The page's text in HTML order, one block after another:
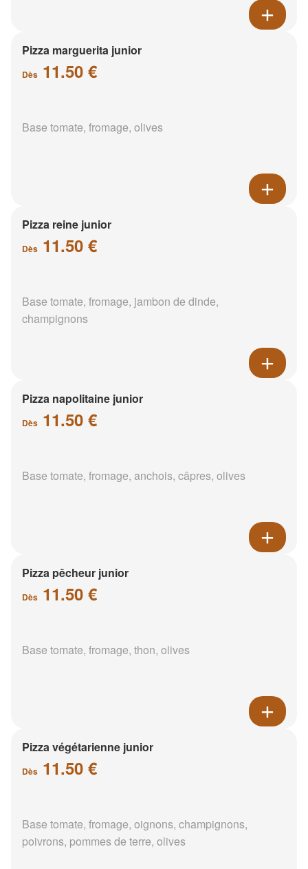
Pizza marguerita junior
Dès 11.50 €
Base tomate, fromage, olives
Pizza reine junior
Dès 11.50 €
Base tomate, fromage, jambon de dinde,
champignons
Pizza napolitaine junior
Dès 11.50 €
Base tomate, fromage, anchois, câpres, olives
Pizza pêcheur junior
Dès 11.50 €
Base tomate, fromage, thon, olives
Pizza végétarienne junior
Dès 11.50 €
Base tomate, fromage, oignons, champignons,
poivrons, pommes de terre, olives